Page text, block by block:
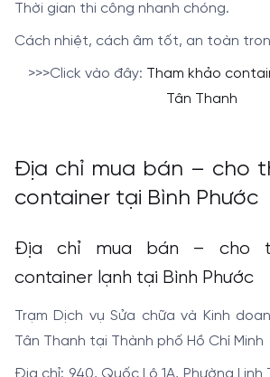
Thời gian thi công nhanh chóng.
Cách nhiệt, cách âm tốt, an toàn
>>>Click vào đây: Tham khảo
Tân Thanh
Địa chỉ mua bán – cho
container tại Bình Phước
Địa chỉ mua bán – cho
container lạnh tại Bình Phước
Trạm Dịch vụ Sửa chữa và Kinh
Tân Thanh tại Thành phố Hồ Chí Minh